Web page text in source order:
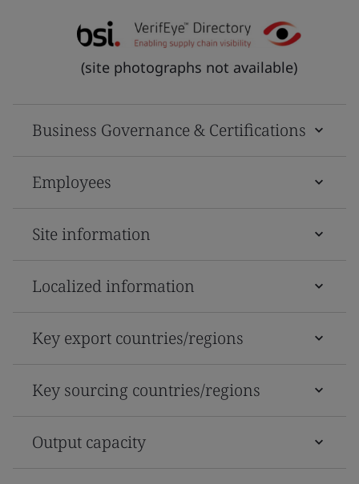
(site photographs not available)
Business Governance & Certifications
Employees
Site information
Localized information
Key export countries/regions
Key sourcing countries/regions
Output capacity